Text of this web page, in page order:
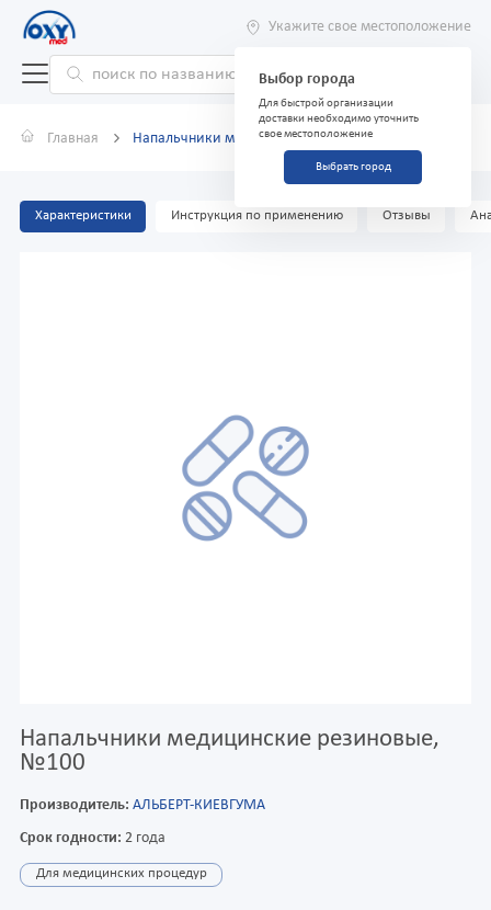
Укажите свое местоположение
Выбор города
Для быстрой организации
доставки необходимо уточнить
свое местоположение
Выбрать город
Главная Напальчники медицинские резиновые, №100
Характеристики Инструкция по применению Отзывы
Напальчники медицинские резиновые,
№100
Производитель: АЛЬБЕРТ-КИЕВГУМА
Срок годности: 2 года
Для медицинских процедур